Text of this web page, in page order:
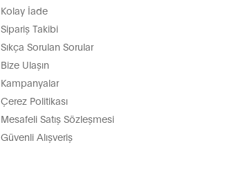
Kolay İade
Sipariş Takibi
Sıkça Sorulan Sorular
Bize Ulaşın
Kampanyalar
Çerez Politikası
Mesafeli Satış Sözleşmesi
Güvenli Alışveriş